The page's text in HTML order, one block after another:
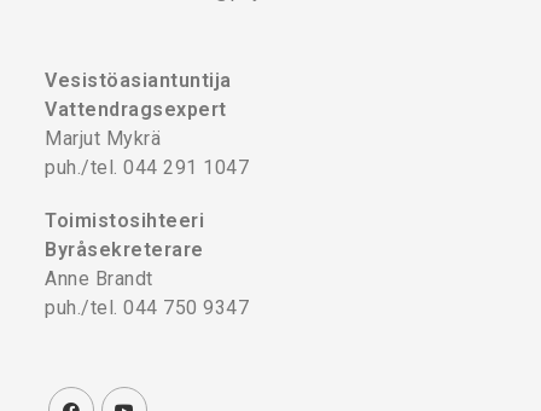
Vesistöasiantuntija
Vattendragsexpert
Marjut Mykrä
puh./tel. 044 291 1047
Toimistosihteeri
Byråsekreterare
Anne Brandt
puh./tel. 044 750 9347